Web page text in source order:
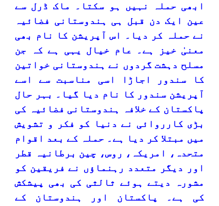
ابھی حملہ نہیں ہو سکتا۔ ماک ڈرل سے
عین ایک دن قبل ہی ہندوستانی فضائیہ
نے حملہ کر دیا۔ اس آپریشن کا نام بھی
معنیٰ خیز ہے۔ عام خیال یہی ہے کہ جن
مسلح دہشت گردوں نے ہندوستانی خواتین
کا سندور اجاڑا اسی مناسبت سے اسے
آپریشن سندور کا نام دیا گیا۔ بہر حال
پاکستان کے خلافہ ہندوستانی فضائیہ کی
بڑی کارروائی نے دنیا کو فکر و تشویش
میں مبتلا کر دیا ہے۔ حملہ کے بعد اقوام
متحدہ، امریکہ، روس، چین برطانیہ قطر
اور دیگر متعدد رہنماؤں نے فریقین کو
مشورہ دیتے ہوئے ثالثی کی بھی پیشکش
کی ہے۔ پاکستان اور ہندوستان کے